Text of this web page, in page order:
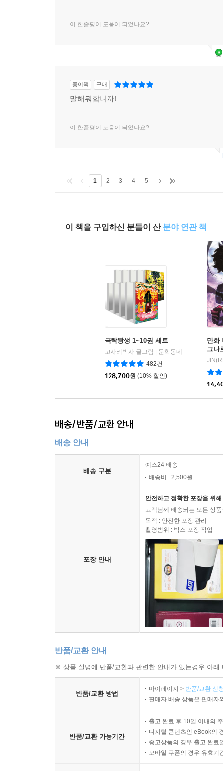
이 한줄평이 도움이 되었나요?
종이책 구매
말해뭐합니까!
이 한줄평이 도움이 되었나요?
1 2 3 4 5
이 책을 구입하신 분들이 산 분야 연관 책
극락왕생 1~10권 세트
고사리박사 글그림
문학동네
482건
128,700원 (10% 할인)
만화
그나
배송/반품/교환 안내
배송 안내
배송 구분
예스24 배송
배송비 : 2,500원
포장 안내
안전하고 정확한 포장을 위
고객님께 배송되는 모든 상
목적 : 안전한 포장 관리
촬영범위 : 박스 포장 작업
반품/교환 안내
※ 상품 설명에 반품/교환과 관련한 안내가 있는경우 아
반품/교환 방법
마이페이지 > 반품/교환 신
판매자 배송 상품은 판매자
반품/교환 가능기간
출고 완료 후 10일 이내의
디지털 콘텐츠인 eBook의
중고상품의 경우 출고 완료
모바일 쿠폰의 경우 유효기